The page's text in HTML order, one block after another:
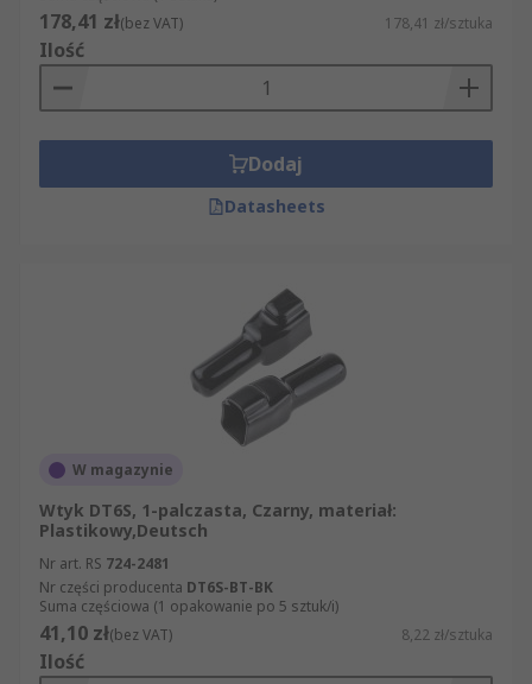
178,41 zł(bez VAT) 178,41 zł/sztuka
Ilość
Dodaj
Datasheets
W magazynie
Wtyk DT6S, 1-palczasta, Czarny, materiał:
Plastikowy,Deutsch
Nr art. RS 724-2481
Nr części producenta DT6S-BT-BK
Suma częściowa (1 opakowanie po 5 sztuk/i)
41,10 zł(bez VAT) 8,22 zł/sztuka
Ilość